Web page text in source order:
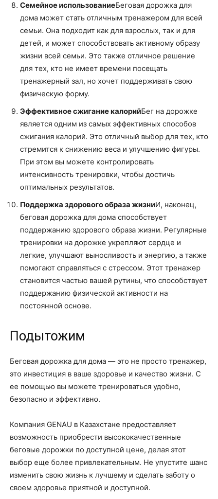
Семейное использованиеБеговая дорожка для
дома может стать отличным тренажером для всей
семьи. Она подходит как для взрослых, так и для
детей, и может способствовать активному образу
жизни всей семьи. Это также отличное решение
для тех, кто не имеет времени посещать
тренажерный зал, но хочет поддерживать свою
физическую форму.
Эффективное сжигание калорийБег на дорожке
является одним из самых эффективных способов
сжигания калорий. Это отличный выбор для тех, кто
стремится к снижению веса и улучшению фигуры.
При этом вы можете контролировать
интенсивность тренировки, чтобы достичь
оптимальных результатов.
Поддержка здорового образа жизниИ, наконец,
беговая дорожка для дома способствует
поддержанию здорового образа жизни. Регулярные
тренировки на дорожке укрепляют сердце и
легкие, улучшают выносливость и энергию, а также
помогают справляться с стрессом. Этот тренажер
становится частью вашей рутины, что способствует
поддержанию физической активности на
постоянной основе.
Подытожим
Беговая дорожка для дома — это не просто тренажер,
это инвестиция в ваше здоровье и качество жизни. С
ее помощью вы можете тренироваться удобно,
безопасно и эффективно.
Компания GENAU в Казахстане предоставляет
возможность приобрести высококачественные
беговые дорожки по доступной цене, делая этот
выбор еще более привлекательным. Не упустите шанс
изменить свою жизнь к лучшему и сделать заботу о
своем здоровье приятной и доступной.